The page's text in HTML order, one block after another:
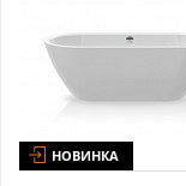
НОВИНКА